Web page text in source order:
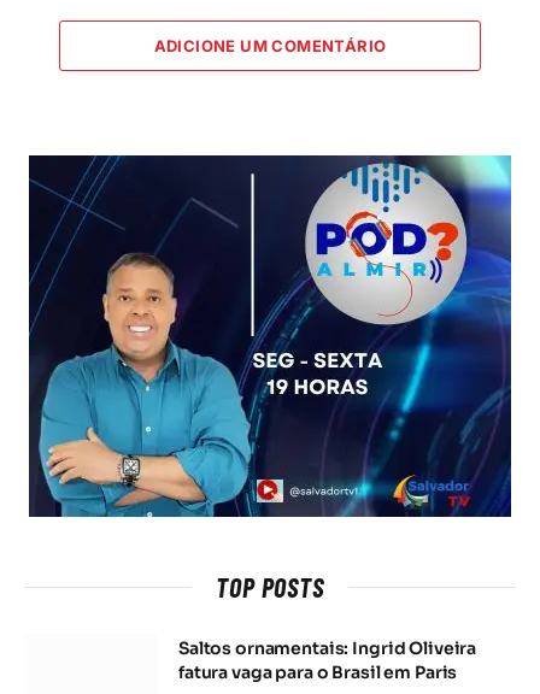
ADICIONE UM COMENTÁRIO
TOP POSTS
Saltos ornamentais: Ingrid Oliveira
fatura vaga para o Brasil em Paris